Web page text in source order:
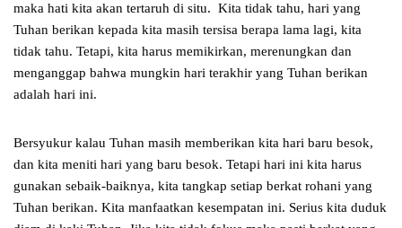
maka hati kita akan tertaruh di situ. Kita tidak tahu, hari yang
Tuhan berikan kepada kita masih tersisa berapa lama lagi, kita
tidak tahu. Tetapi, kita harus memikirkan, merenungkan dan
menganggap bahwa mungkin hari terakhir yang Tuhan berikan
adalah hari ini.
Bersyukur kalau Tuhan masih memberikan kita hari baru besok,
dan kita meniti hari yang baru besok. Tetapi hari ini kita harus
gunakan sebaik-baiknya, kita tangkap setiap berkat rohani yang
Tuhan berikan. Kita manfaatkan kesempatan ini. Serius kita duduk